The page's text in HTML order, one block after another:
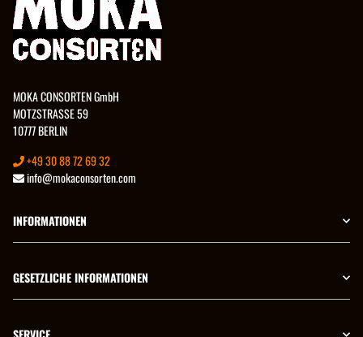
MOKA CONSORTEN GmbH
MOTZSTRASSE 59
10777 BERLIN
+49 30 88 72 69 32
info@mokaconsorten.com
INFORMATIONEN
GESETZLICHE INFORMATIONEN